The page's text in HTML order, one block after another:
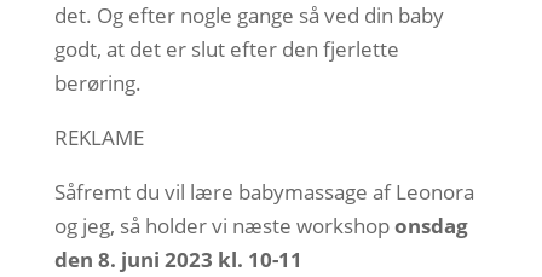
det. Og efter nogle gange så ved din baby
godt, at det er slut efter den fjerlette
berøring.
REKLAME
Såfremt du vil lære babymassage af Leonora
og jeg, så holder vi næste workshoponsdag
den 8. juni 2023 kl. 10-11